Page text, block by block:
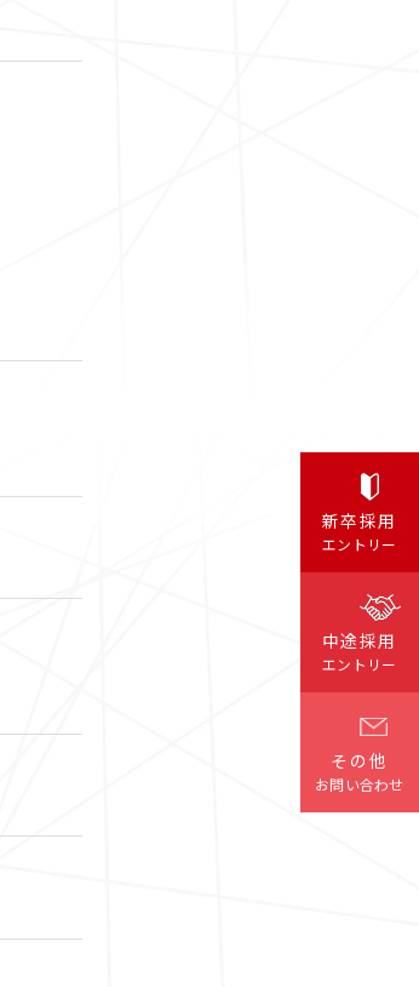
クイック
職種検索
新卒採用
エントリー
中途採用
エントリー
その他
お問い合わせ